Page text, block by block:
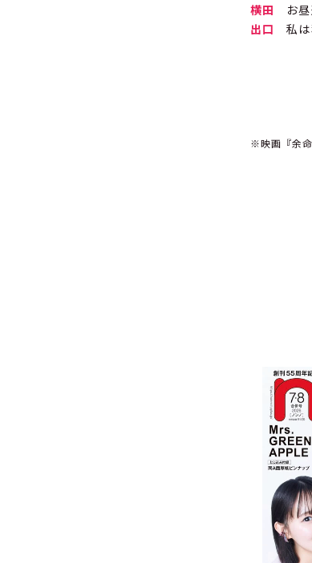
横田
お昼
出口
私は
※映画『余